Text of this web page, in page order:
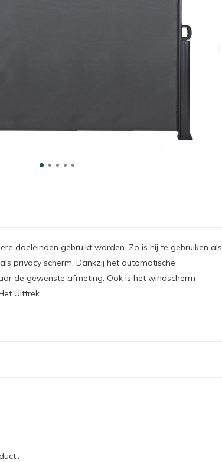
doeleinden gebruikt worden. Zo is hij te gebruiken als
privacy scherm. Dankzij het automatische
de gewenste afmeting. Ook is het windscherm
Uittrek...